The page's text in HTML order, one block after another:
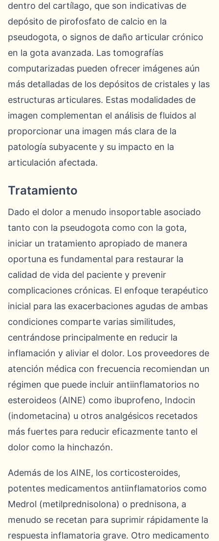
dentro del cartílago, que son indicativas de
depósito de pirofosfato de calcio en la
pseudogota, o signos de daño articular crónico
en la gota avanzada. Las tomografías
computarizadas pueden ofrecer imágenes aún
más detalladas de los depósitos de cristales y las
estructuras articulares. Estas modalidades de
imagen complementan el análisis de fluidos al
proporcionar una imagen más clara de la
patología subyacente y su impacto en la
articulación afectada.
Tratamiento
Dado el dolor a menudo insoportable asociado
tanto con la pseudogota como con la gota,
iniciar un tratamiento apropiado de manera
oportuna es fundamental para restaurar la
calidad de vida del paciente y prevenir
complicaciones crónicas. El enfoque terapéutico
inicial para las exacerbaciones agudas de ambas
condiciones comparte varias similitudes,
centrándose principalmente en reducir la
inflamación y aliviar el dolor. Los proveedores de
atención médica con frecuencia recomiendan un
régimen que puede incluir antiinflamatorios no
esteroideos (AINE) como ibuprofeno, Indocin
(indometacina) u otros analgésicos recetados
más fuertes para reducir eficazmente tanto el
dolor como la hinchazón.
Además de los AINE, los corticosteroides,
potentes medicamentos antiinflamatorios como
Medrol (metilprednisolona) o prednisona, a
menudo se recetan para suprimir rápidamente la
respuesta inflamatoria grave. Otro medicamento